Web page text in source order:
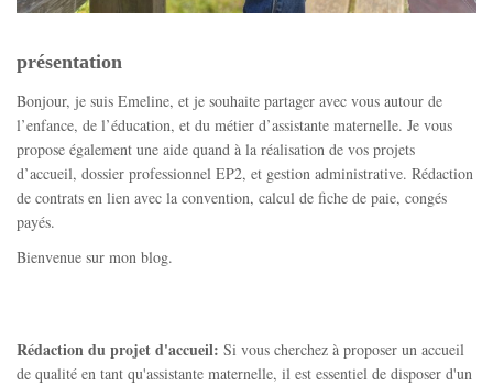
présentation
Bonjour, je suis Emeline, et je souhaite partager avec vous autour de
l’enfance, de l’éducation, et du métier d’assistante maternelle. Je vous
propose également une aide quand à la réalisation de vos projets
d’accueil, dossier professionnel EP2, et gestion administrative. Rédaction
de contrats en lien avec la convention, calcul de fiche de paie, congés
payés.
Bienvenue sur mon blog.
Rédaction du projet d'accueil: Si vous cherchez à proposer un accueil
de qualité en tant qu'assistante maternelle, il est essentiel de disposer d'un